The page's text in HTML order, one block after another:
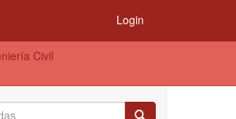
Login
Civil